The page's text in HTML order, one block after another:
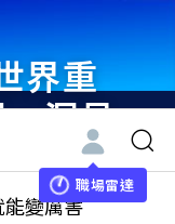
界重
洞見
來 與
領袖
職場雷達
變厲害